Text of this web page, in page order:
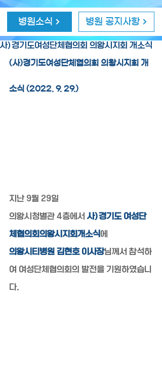
병원소식 병원 공지사항
사)경기도여성단체협의회 의왕시지회 개소식
(사)경기도여성단체협의회 의왕시지회 개
소식 (2022. 9. 29.)
지난 9월 29일
의왕시청별관 4층에서 사)경기도 여성단
체협의회의왕시지회개소식 에
의왕시티병원 김현호 이사장님께서 참석하
여 여성단체협의회의 발전을 기원하였습니
다.